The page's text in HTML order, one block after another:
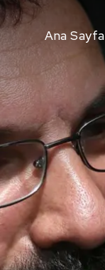
Ana Sayfa